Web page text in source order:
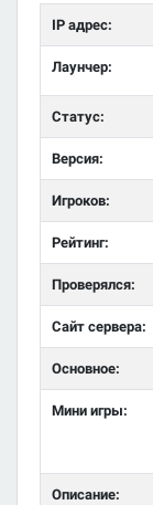
IP адрес:
Лаунчер:
Статус:
Версия:
Игроков:
Рейтинг:
Проверялся:
Сайт сервера:
Основное:
Мини игры:
Описание: